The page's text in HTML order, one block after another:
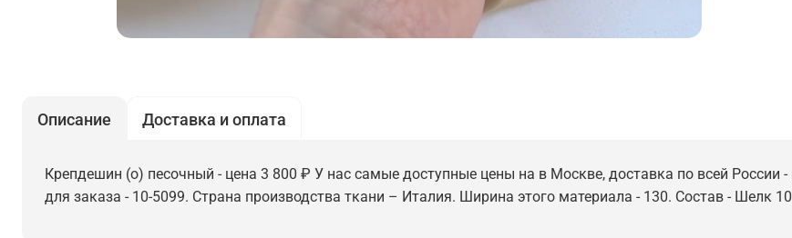
Описание Доставка и оплата
Крепдешин (о) песочный - цена 3 800 ₽ У нас самые доступные цены на в Москве, доставка по всей России -
для заказа - 10-5099. Страна производства ткани – Италия. Ширина этого материала - 130. Состав - Шелк